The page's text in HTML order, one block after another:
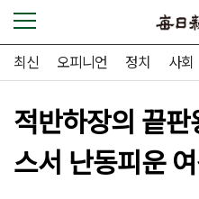
최신 오피니언 정치 사회
적반하장의 끝
스서 난동피운